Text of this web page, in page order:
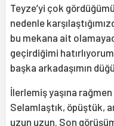
Teyze’yi çok
nedenle
bu mekana ait
geçirdiğimi
başka arkadaşımın
İlerlemiş yaşına
Selamlaştık, öpüştük,
uzun uzun. Son